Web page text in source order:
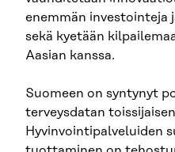
enemmän investointeja
sekä kyetään
Aasian kanssa.
Suomeen on syntynyt
terveysdatan
Hyvinvointipalveluiden